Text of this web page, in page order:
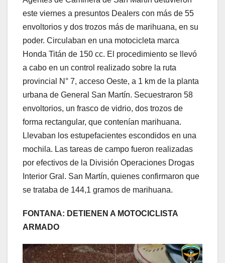
este viernes a presuntos Dealers con más de 55
envoltorios y dos trozos más de marihuana, en su
poder. Circulaban en una motocicleta marca
Honda Titán de 150 cc. El procedimiento se llevó
a cabo en un control realizado sobre la ruta
provincial N° 7, acceso Oeste, a 1 km de la planta
urbana de General San Martín. Secuestraron 58
envoltorios, un frasco de vidrio, dos trozos de
forma rectangular, que contenían marihuana.
Llevaban los estupefacientes escondidos en una
mochila. Las tareas de campo fueron realizadas
por efectivos de la División Operaciones Drogas
Interior Gral. San Martín, quienes confirmaron que
se trataba de 144,1 gramos de marihuana.
FONTANA: DETIENEN A MOTOCICLISTA
ARMADO